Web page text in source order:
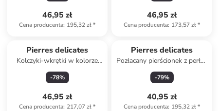
46,95 zł
Cena producenta: 195,32 zł*
46,95 zł
Cena producenta: 173,57 zł*
Pierres delicates
Kolczyki-wkrętki w kolorze
białym z perłami
-78%
46,95 zł
Cena producenta: 217,07 zł*
Pierres delicates
Pozłacany pierścionek z perłą i
masą perłową
-79%
40,95 zł
Cena producenta: 195,32 zł*